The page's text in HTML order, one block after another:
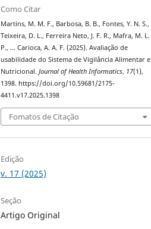
Como Citar
Martins, M. M. F., Barbosa, B. B., Fontes, Y. N. S.,
Teixeira, D. L., Ferreira Neto, J. F. R., Mafra, M. L.
P., … Carioca, A. A. F. (2025). Avaliação de
usabilidade do Sistema de Vigilância Alimentar e
Nutricional.Journal of Health Informatics, 17(1),
1398. https://doi.org/10.59681/2175-
4411.v17.2025.1398
Fomatos de Citação
Edição
v. 17 (2025)
Seção
Artigo Original